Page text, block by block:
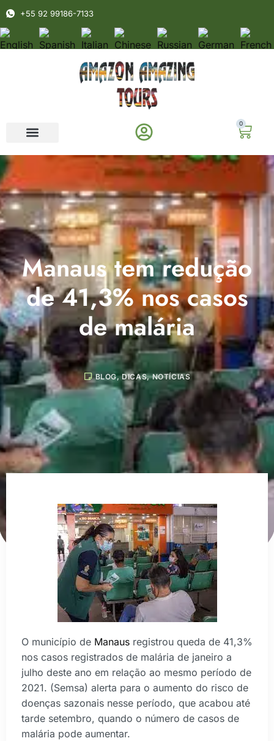
+55 92 99186-7133
0
Manaus tem redução
de 41,3% nos casos
de malária
BLOG,DICAS,NOTÍCIAS
O município de Manaus registrou queda de 41,3%
nos casos registrados de malária de janeiro a
julho deste ano em relação ao mesmo período de
2021. (Semsa) alerta para o aumento do risco de
doenças sazonais nesse período, que acabou até
tarde setembro, quando o número de casos de
malária pode aumentar.